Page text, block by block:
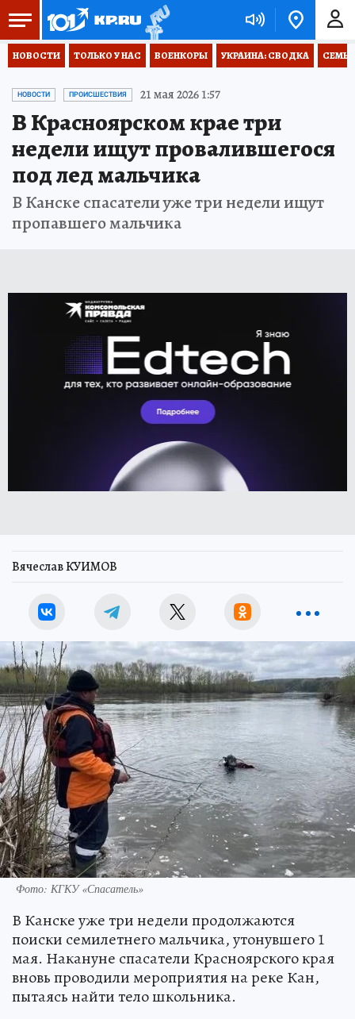
НОВОСТИ ТОЛЬКО У НАС ВОЕНКОРЫ УКРАИНА: СВОДКА
НОВОСТИ ПРОИСШЕСТВИЯ 21 мая 2026 1:57
В Красноярском крае три
недели ищут провалившегося
под лед мальчика
В Канске спасатели уже три недели ищут
пропавшего мальчика
Вячеслав КУИМОВ
Фото: КГКУ «Спасатель»
В Канске уже три недели продолжаются
поиски семилетнего мальчика, утонувшего 1
мая. Накануне спасатели Красноярского края
вновь проводили мероприятия на реке Кан,
пытаясь найти тело школьника.